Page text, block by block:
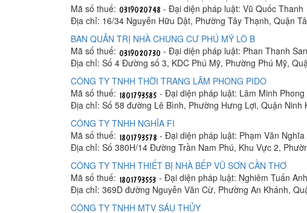
Mã số thuế:
- Đại diện pháp luật: Vũ Quốc Thanh
Địa chỉ: 16/34 Nguyễn Hữu Dật, Phường Tây Thạnh, Quận
BAN QUẢN TRỊ NHÀ CHUNG CƯ PHÚ MỸ LÔ B
Mã số thuế:
- Đại diện pháp luật: Phan Thanh
Địa chỉ: Số 4 Đường số 3, KDC Phú Mỹ, Phường Phú Mỹ,
CÔNG TY TNHH THỜI TRANG LÂM PHONG PIDO
Mã số thuế:
- Đại diện pháp luật: Lâm Minh Phong
Địa chỉ: Số 58 đường Lê Bình, Phường Hưng Lợi, Quận Ninh
CÔNG TY TNHH NGHĨA FI
Mã số thuế:
- Đại diện pháp luật: Phạm Văn Nghĩa
Địa chỉ: Số 380H/14 Đường Trần Nam Phú, Khu Vực 2,
CÔNG TY TNHH THIẾT BỊ NHÀ BẾP VŨ SƠN CẦN THƠ
Mã số thuế:
- Đại diện pháp luật: Nghiêm Tuấn Anh
Địa chỉ: 369D đường Nguyễn Văn Cừ, Phường An Khánh,
CÔNG TY TNHH MTV SÁU THỦY